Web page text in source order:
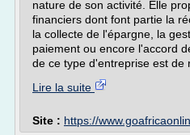
nature de son activité. Elle
financiers dont font partie la
la collecte de l'épargne, la
paiement ou encore l'accord
de ce type d'entreprise est de
Lire la suite
Site : https://